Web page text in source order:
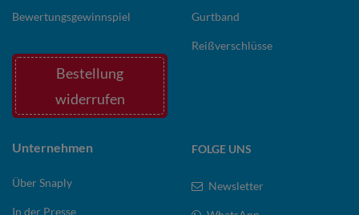
Bewertungsgewinnspiel
Bestellung
widerrufen
Gurtband
Reißverschlüsse
Unternehmen
Über Snaply
In der Presse
FOLGE UNS
Newsletter